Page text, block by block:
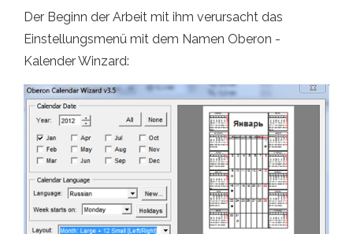
Der Beginn der Arbeit mit ihm verursacht das
Einstellungsmenü mit dem Namen Oberon -
Kalender Winzard: